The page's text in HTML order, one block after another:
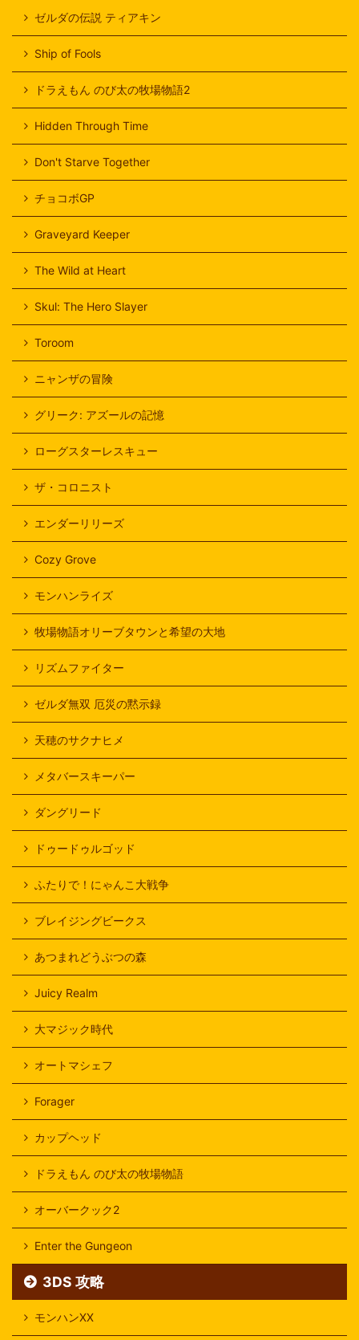
ゼルダの伝説 ティアキン
Ship of Fools
ドラえもん のび太の牧場物語2
Hidden Through Time
Don't Starve Together
チョコボGP
Graveyard Keeper
The Wild at Heart
Skul: The Hero Slayer
Toroom
ニャンザの冒険
グリーク: アズールの記憶
ローグスターレスキュー
ザ・コロニスト
エンダーリリーズ
Cozy Grove
モンハンライズ
牧場物語オリーブタウンと希望の大地
リズムファイター
ゼルダ無双 厄災の黙示録
天穂のサクナヒメ
メタバースキーパー
ダングリード
ドゥードゥルゴッド
ふたりで！にゃんこ大戦争
ブレイジングビークス
あつまれどうぶつの森
Juicy Realm
大マジック時代
オートマシェフ
Forager
カップヘッド
ドラえもん のび太の牧場物語
オーバークック2
Enter the Gungeon
3DS 攻略
モンハンXX